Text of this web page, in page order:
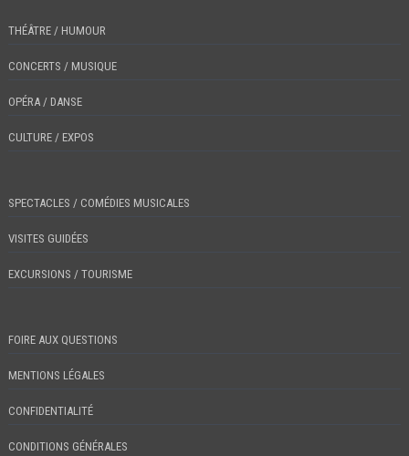
THÉÂTRE / HUMOUR
CONCERTS / MUSIQUE
OPÉRA / DANSE
CULTURE / EXPOS
SPECTACLES / COMÉDIES MUSICALES
VISITES GUIDÉES
EXCURSIONS / TOURISME
FOIRE AUX QUESTIONS
MENTIONS LÉGALES
CONFIDENTIALITÉ
CONDITIONS GÉNÉRALES